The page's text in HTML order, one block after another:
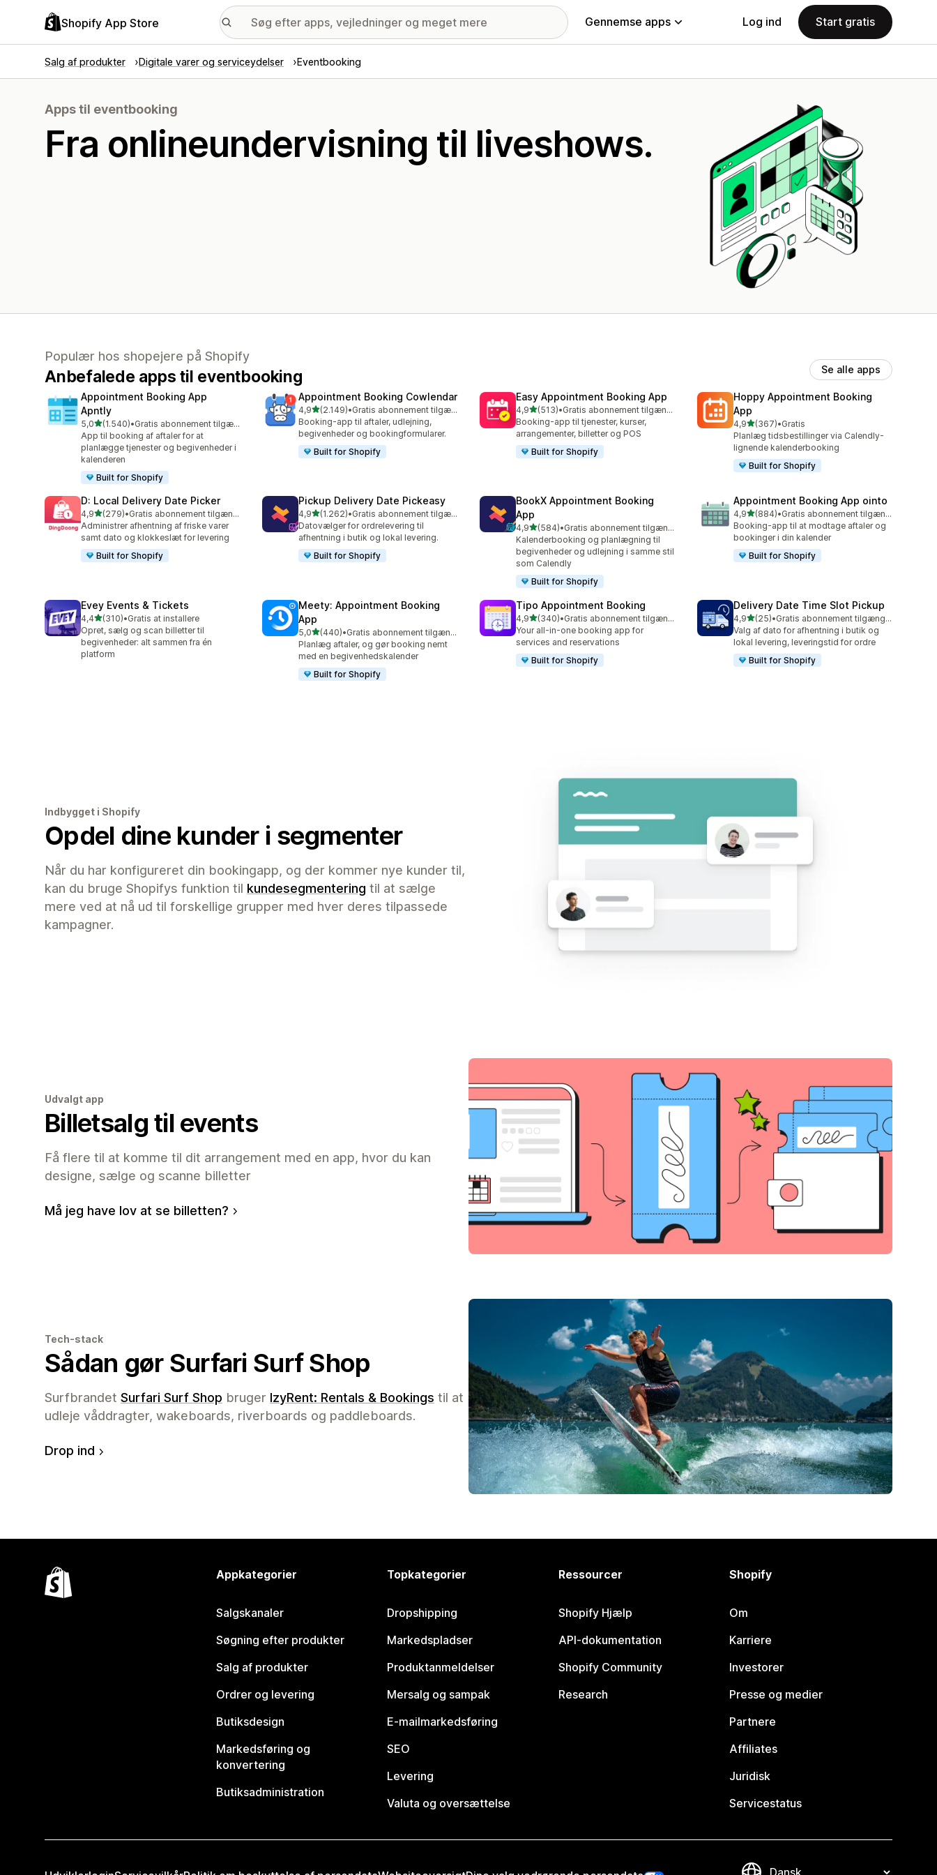
Shopify App Store Gennemse apps Log ind Start gratis
Salg af produkter Digitale varer og serviceydelser Eventbooking
Apps til eventbooking
Fra onlineundervisning til liveshows.
Populær hos shopejere på Shopify
Anbefalede apps til eventbooking Se alle apps
Appointment Booking App
Apntly
5,0ud af 5 stjerner
(1.540)
1540 anmeldelser i alt
•
Gratis abonnement tilgængeligt
App til booking af aftaler for at
planlægge tjenester og begivenheder i
kalenderen
Built for Shopify
Appointment Booking Cowlendar
4,9ud af 5 stjerner
(2.149)
2149 anmeldelser i alt
•
Gratis abonnement tilgængeligt
Booking-app til aftaler, udlejning,
begivenheder og bookingformularer.
Built for Shopify
Easy Appointment Booking App
4,9ud af 5 stjerner
(513)
513 anmeldelser i alt
•
Gratis abonnement tilgængeligt
Booking-app til tjenester, kurser,
arrangementer, billetter og POS
Built for Shopify
Hoppy Appointment Booking
App
4,9ud af 5 stjerner
(367)
367 anmeldelser i alt
•Gratis
Planlæg tidsbestillinger via Calendly-
lignende kalenderbooking
Built for Shopify
D: Local Delivery Date Picker
4,9ud af 5 stjerner
(279)
279 anmeldelser i alt
•
Gratis abonnement tilgængeligt
Administrer afhentning af friske varer
samt dato og klokkeslæt for levering
Built for Shopify
Pickup Delivery Date Pickeasy
4,9ud af 5 stjerner
(1.262)
1262 anmeldelser i alt
•
Gratis abonnement tilgængeligt
Datovælger for ordrelevering til
afhentning i butik og lokal levering.
Built for Shopify
BookX Appointment Booking
App
4,9ud af 5 stjerner
(584)
584 anmeldelser i alt
•
Gratis abonnement tilgængeligt
Kalenderbooking og planlægning til
begivenheder og udlejning i samme stil
som Calendly
Built for Shopify
Appointment Booking App ointo
4,9ud af 5 stjerner
(884)
884 anmeldelser i alt
•
Gratis abonnement tilgængeligt
Booking-app til at modtage aftaler og
bookinger i din kalender
Built for Shopify
Evey Events & Tickets
4,4ud af 5 stjerner
(310)
310 anmeldelser i alt
•Gratis at installere
Opret, sælg og scan billetter til
begivenheder: alt sammen fra én
platform
Meety: Appointment Booking
App
5,0ud af 5 stjerner
(440)
440 anmeldelser i alt
•
Gratis abonnement tilgængeligt
Planlæg aftaler, og gør booking nemt
med en begivenhedskalender
Built for Shopify
Tipo Appointment Booking
4,9ud af 5 stjerner
(340)
340 anmeldelser i alt
•
Gratis abonnement tilgængeligt
Your all-in-one booking app for
services and reservations
Built for Shopify
Delivery Date Time Slot Pickup
4,9ud af 5 stjerner
(25)
25 anmeldelser i alt
•
Gratis abonnement tilgængeligt
Valg af dato for afhentning i butik og
lokal levering, leveringstid for ordre
Built for Shopify
Indbygget i Shopify
Opdel dine kunder i segmenter
Når du har konfigureret din bookingapp, og der kommer nye kunder til,
kan du bruge Shopifys funktion til kundesegmentering til at sælge
mere ved at nå ud til forskellige grupper med hver deres tilpassede
kampagner.
Udvalgt app
Billetsalg til events
Få flere til at komme til dit arrangement med en app, hvor du kan
designe, sælge og scanne billetter
Må jeg have lov at se billetten?
Tech-stack
Sådan gør Surfari Surf Shop
Surfbrandet Surfari Surf Shop bruger IzyRent: Rentals & Bookings til at
udleje våddragter, wakeboards, riverboards og paddleboards.
Drop ind
Appkategorier
Salgskanaler
Søgning efter produkter
Salg af produkter
Ordrer og levering
Butiksdesign
Markedsføring og
konvertering
Butiksadministration
Topkategorier
Dropshipping
Markedspladser
Produktanmeldelser
Mersalg og sampak
E-mailmarkedsføring
SEO
Levering
Valuta og oversættelse
Ressourcer
Shopify Hjælp
API-dokumentation
Shopify Community
Research
Shopify
Om
Karriere
Investorer
Presse og medier
Partnere
Affiliates
Juridisk
Servicestatus